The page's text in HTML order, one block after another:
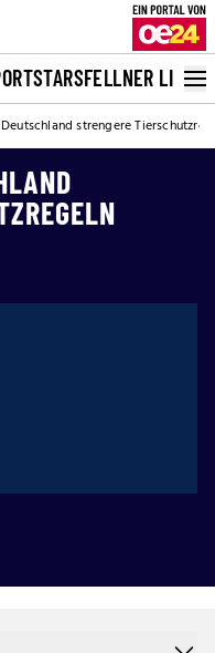
STARSFELLNER LIVE
strengere